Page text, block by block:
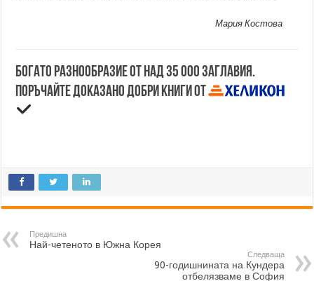
Мария Костова
Богато разнообразие от над 35 000 заглавия.
Поръчайте доказано добри книги от
Предишна
Най-четеното в Южна Корея
Следваща
90-годишнината на Кундера
отбелязваме в София